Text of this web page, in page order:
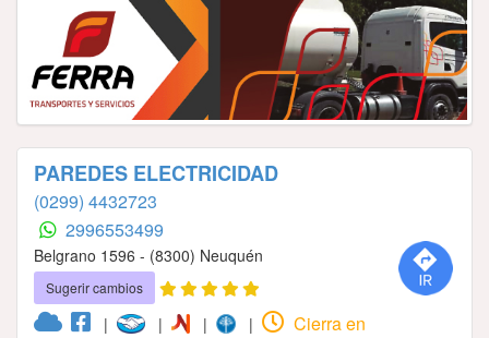
PAREDES ELECTRICIDAD
(0299) 4432723
2996553499
Belgrano 1596 - (8300) Neuquén
Sugerir cambios
| | | |
Cierra en